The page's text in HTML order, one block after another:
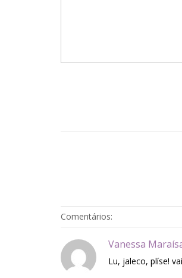
Comentários:
Vanessa
Lu, jaleco, plíse!